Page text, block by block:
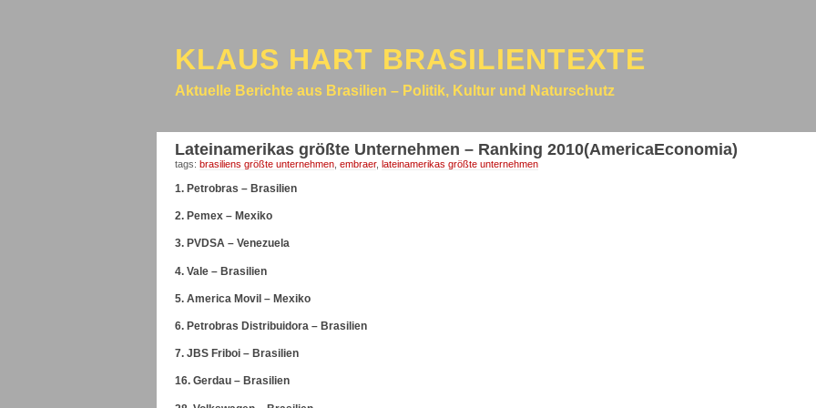
KLAUS HART BRASILIENTEXTE
Aktuelle Berichte aus Brasilien – Politik, Kultur und Naturschutz
Lateinamerikas größte Unternehmen – Ranking 2010(AmericaEconomia)
tags: brasiliens größte unternehmen embraer, lateinamerikas größte unternehmen
1. Petrobras – Brasilien
2. Pemex – Mexiko
3. PVDSA – Venezuela
4. Vale – Brasilien
5. America Movil – Mexiko
6. Petrobras Distribuidora – Brasilien
7. JBS Friboi – Brasilien
16. Gerdau – Brasilien